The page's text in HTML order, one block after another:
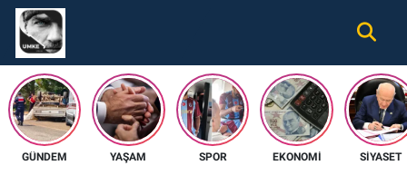
GÜNDEM YAŞAM SPOR EKONOMI SIYASET
Gündem
Ekonomi
Spor
Nöbetçi Eczaneler
Hava Durumu
Namaz Vakitleri